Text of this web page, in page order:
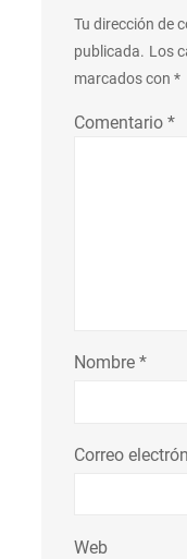
Tu dirección de
publicada. Los
marcados con *
Comentario *
Nombre *
Correo
Web